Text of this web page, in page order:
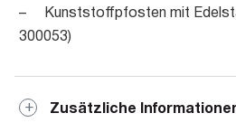
– Kunststoffpfosten mit
300053)
Zusätzliche